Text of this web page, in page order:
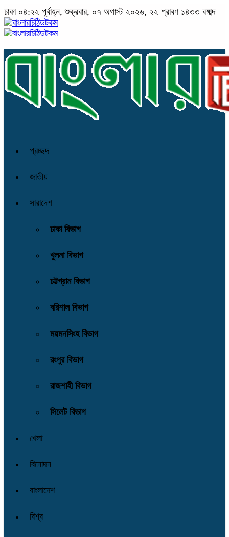
ঢাকা ০৪:২২ পূর্বাহ্ন, শুক্রবার, ০৭ অগাস্ট ২০২৬, ২২ শ্রাবণ ১৪৩৩ বঙ্গাব্দ
প্রচ্ছদ
জাতীয়
সারাদেশ
ঢাকা বিভাগ
খুলনা বিভাগ
চট্টগ্রাম বিভাগ
বরিশাল বিভাগ
ময়মনসিংহ বিভাগ
রংপুর বিভাগ
রাজশাহী বিভাগ
সিলেট বিভাগ
খেলা
বিনোদন
বাংলাদেশ
বিশ্ব